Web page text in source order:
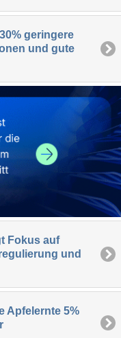
geringere
und gute
Fokus auf
und
Apfelernte 5%